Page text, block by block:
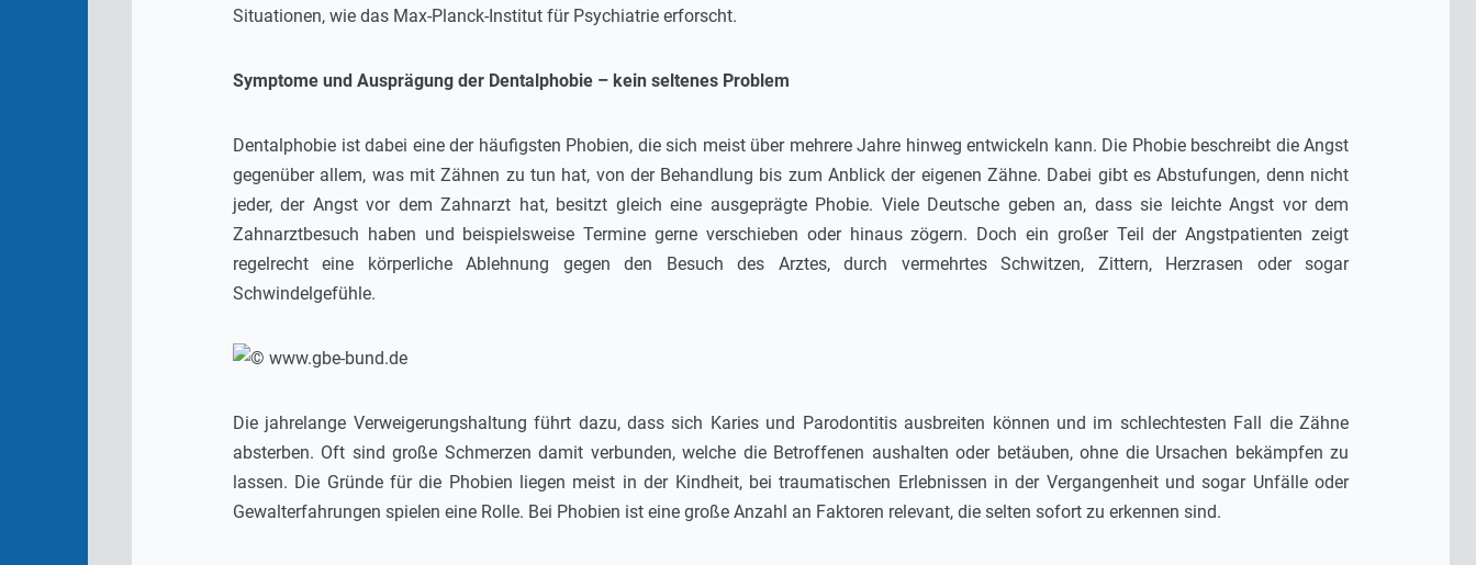
Situationen, wie das Max-Planck-Institut für Psychiatrie erforscht.
Symptome und Ausprägung der Dentalphobie – kein seltenes Problem
Dentalphobie ist dabei eine der häufigsten Phobien, die sich meist über mehrere Jahre hinweg entwickeln kann. Die Phobie beschreibt die Angst
gegenüber allem, was mit Zähnen zu tun hat, von der Behandlung bis zum Anblick der eigenen Zähne. Dabei gibt es Abstufungen, denn nicht
jeder, der Angst vor dem Zahnarzt hat, besitzt gleich eine ausgeprägte Phobie. Viele Deutsche geben an, dass sie leichte Angst vor dem
Zahnarztbesuch haben und beispielsweise Termine gerne verschieben oder hinaus zögern. Doch ein großer Teil der Angstpatienten zeigt
regelrecht eine körperliche Ablehnung gegen den Besuch des Arztes, durch vermehrtes Schwitzen, Zittern, Herzrasen oder sogar
Schwindelgefühle.
Die jahrelange Verweigerungshaltung führt dazu, dass sich Karies und Parodontitis ausbreiten können und im schlechtesten Fall die Zähne
absterben. Oft sind große Schmerzen damit verbunden, welche die Betroffenen aushalten oder betäuben, ohne die Ursachen bekämpfen zu
lassen. Die Gründe für die Phobien liegen meist in der Kindheit, bei traumatischen Erlebnissen in der Vergangenheit und sogar Unfälle oder
Gewalterfahrungen spielen eine Rolle. Bei Phobien ist eine große Anzahl an Faktoren relevant, die selten sofort zu erkennen sind.